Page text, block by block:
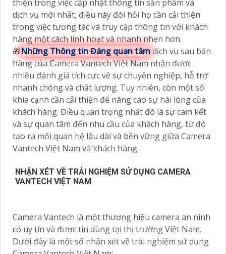
thiện trong việc cập nhật thông tin sản phẩm và
dịch vụ mới nhất, điều này đòi hỏi họ cần cải thiện
trong việc tương tác và truy cập thông tin với khách
hàng một cách linh hoạt và nhanh nhẹn hơn.
🎁Những Thông tin Đáng quan tâm dịch vụ sau bán
hàng của Camera Vantech Việt Nam nhận được
nhiều đánh giá tích cực về sự chuyên nghiệp, hỗ trợ
nhanh chóng và chất lượng. Tuy nhiên, còn một số
khía cạnh cần cải thiện để nâng cao sự hài lòng của
khách hàng. Điều quan trọng nhất đó là sự cam kết
và sự quan tâm đến nhu cầu của khách hàng, từ đó
tạo ra mối quan hệ lâu dài và bền vững giữa Camera
Vantech Việt Nam và khách hàng.
NHẬN XÉT VỀ TRẢI NGHIỆM SỬ DỤNG CAMERA
VANTECH VIỆT NAM
Camera Vantech là một thương hiệu camera an ninh
có uy tín và được tin dùng tại thị trường Việt Nam.
Dưới đây là một số nhận xét về trải nghiệm sử dụng